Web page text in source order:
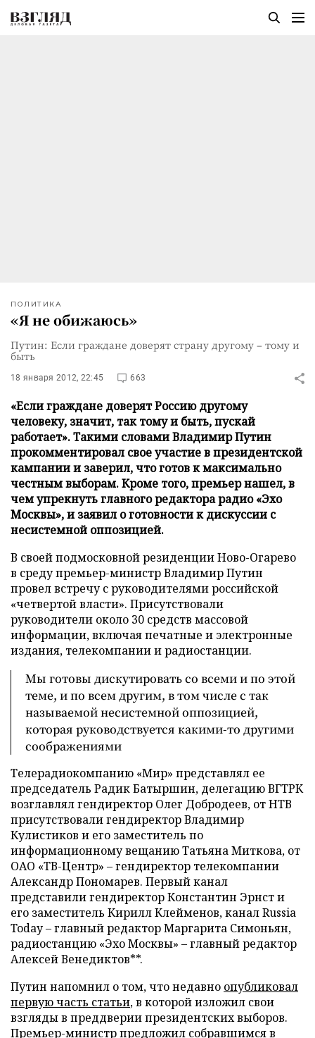
ПОЛИТИКА
«Я не обижаюсь»
Путин: Если граждане доверят страну другому – тому и
быть
18 января 2012, 22:45 663
«Если граждане доверят Россию другому
человеку, значит, так тому и быть, пускай
работает». Такими словами Владимир Путин
прокомментировал свое участие в президентской
кампании и заверил, что готов к максимально
честным выборам. Кроме того, премьер нашел, в
чем упрекнуть главного редактора радио «Эхо
Москвы», и заявил о готовности к дискуссии с
несистемной оппозицией.
В своей подмосковной резиденции Ново-Огарево
в среду премьер-министр Владимир Путин
провел встречу с руководителями российской
«четвертой власти». Присутствовали
руководители около 30 средств массовой
информации, включая печатные и электронные
издания, телекомпании и радиостанции.
Мы готовы дискутировать со всеми и по этой
теме, и по всем другим, в том числе с так
называемой несистемной оппозицией,
которая руководствуется какими-то другими
соображениями
Телерадиокомпанию «Мир» представлял ее
председатель Радик Батыршин, делегацию ВГТРК
возглавлял гендиректор Олег Добродеев, от НТВ
присутствовали гендиректор Владимир
Кулистиков и его заместитель по
информационному вещанию Татьяна Миткова, от
ОАО «ТВ-Центр» – гендиректор телекомпании
Александр Пономарев. Первый канал
представили гендиректор Константин Эрнст и
его заместитель Кирилл Клейменов, канал Russia
Today – главный редактор Маргарита Симоньян,
радиостанцию «Эхо Москвы» – главный редактор
Алексей Венедиктов**.
Путин напомнил о том, что недавно опубликовал
первую часть статьи, в которой изложил свои
взгляды в преддверии президентских выборов.
Премьер-министр предложил собравшимся в